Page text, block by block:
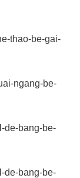
thao-be-gai-
ngang-be-
de-bang-be-
de-bang-be-